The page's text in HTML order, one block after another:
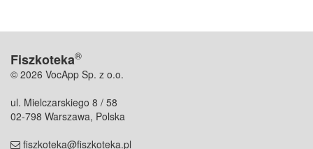
Fiszkoteka®
© 2026 VocApp Sp. z o.o.
ul. Mielczarskiego 8 / 58
02-798 Warszawa, Polska
fiszkoteka@fiszkoteka.pl